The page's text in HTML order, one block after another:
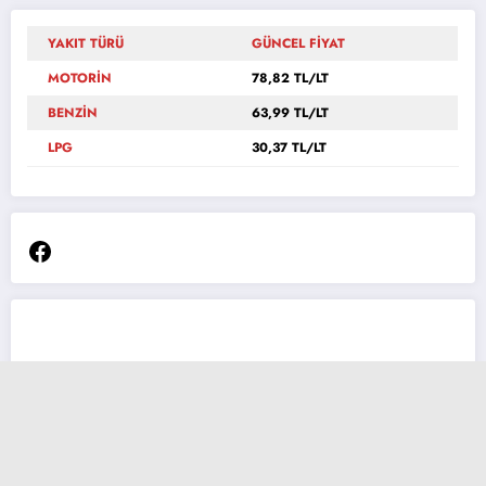
YAKIT TÜRÜ
GÜNCEL FİYAT
MOTORİN
78,82 TL/LT
BENZİN
63,99 TL/LT
LPG
30,37 TL/LT
Facebook